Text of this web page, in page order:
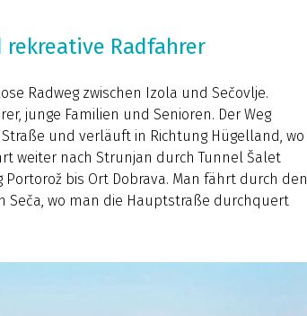
Radfahrer
Radweg zwischen Izola und Sečovlje.
junge Familien und Senioren. Der Weg
und verläuft in Richtung Hügelland, wo
weiter nach Strunjan durch Tunnel Šalet
bis Ort Dobrava. Man fährt durch den
Seča, wo man die Hauptstraße durchquert